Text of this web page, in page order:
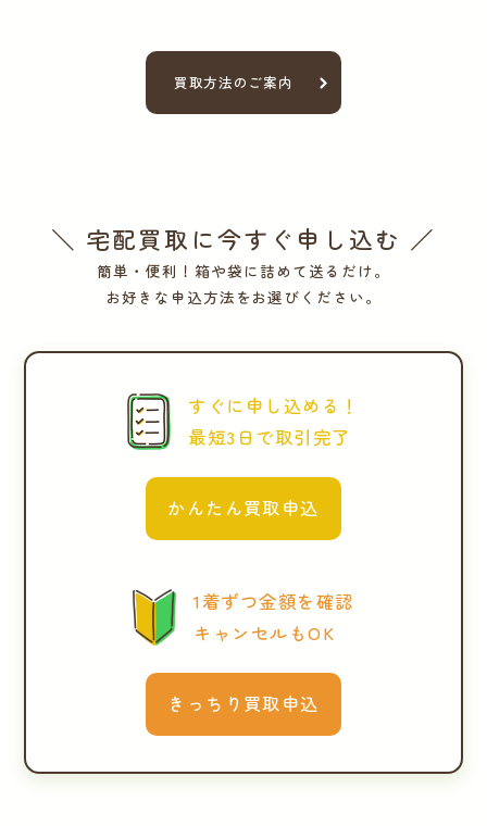
買取方法のご案内
＼ 宅配買取に今すぐ申し込む ／
簡単・便利！箱や袋に詰めて送るだけ。
お好きな申込方法をお選びください。
すぐに申し込める！
最短3日で取引完了
かんたん買取申込
1着ずつ金額を確認
キャンセルもOK
きっちり買取申込